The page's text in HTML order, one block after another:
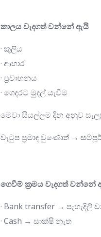
කාලය වැදගත් වන්නේ ඇයි
· කුලිය
· ආහාර
· ප්‍රවාහනය
· ගෙදරට මුදල් යැවීම
මෙවා සියල්ලම දින අනුව
වැටුප ප්‍රමාද වුණොත් →
ගෙවීම් ක්‍රමය වැදගත් වන්නේ
· Bank transfer → පැහැදිලි
· Cash → සාක්ෂි නැත